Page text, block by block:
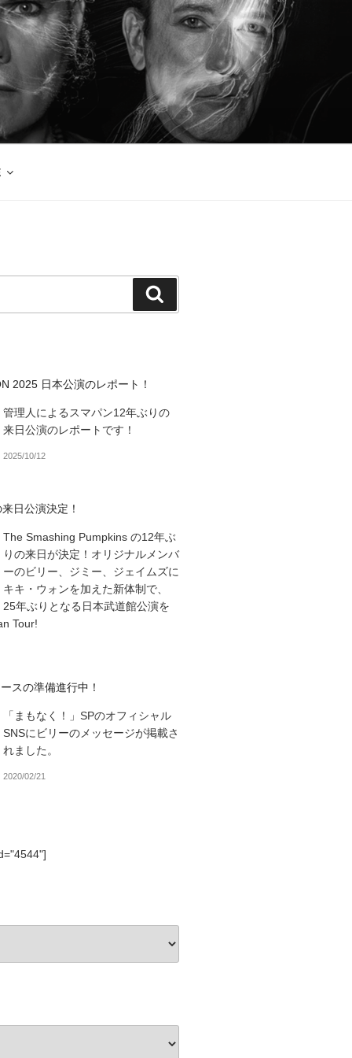
索
2025 日本公演のレポート！
管理人によるスマパン12年ぶりの
来日公演のレポートです！
2025/10/12
日公演決定！
The Smashing Pumpkins の12年ぶ
りの来日が決定！オリジナルメンバ
ーのビリー、ジミー、ジェイムズに
キキ・ウォンを加えた新体制で、
25年ぶりとなる日本武道館公演を
Tour!
スの準備進行中！
「まもなく！」SPのオフィシャル
SNSにビリーのメッセージが掲載さ
れました。
2020/02/21